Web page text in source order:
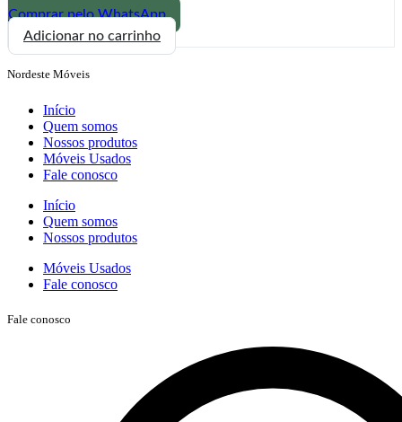
Comprar pelo WhatsApp
Estante
F
quantidade
Adicionar no carrinho
Nordeste Móveis
Início
Quem somos
Nossos produtos
Móveis Usados
Fale conosco
Início
Quem somos
Nossos produtos
Móveis Usados
Fale conosco
Fale conosco